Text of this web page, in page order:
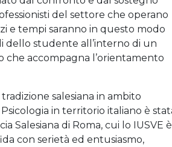
del settore che operano
e tempi saranno in questo modo
dello studente all’interno di un
che accompagna l’orientamento
salesiana in ambito
in territorio italiano è
Salesiana di Roma, cui lo IUSVE è
con serietà ed entusiasmo,